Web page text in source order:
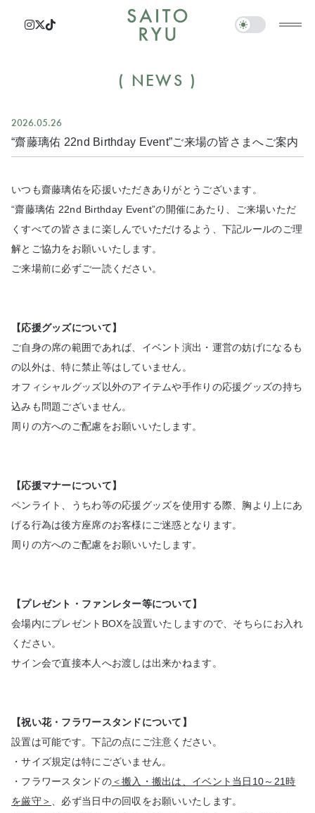
NEWS
2026.05.26
“齋藤璃佑 22nd Birthday Event”ご来場の皆さまへご案内
いつも齋藤璃佑を応援いただきありがとうございます。
“齋藤璃佑 22nd Birthday Event”の開催にあたり、ご来場いただ
くすべての皆さまに楽しんでいただけるよう、下記ルールのご理
解とご協力をお願いいたします。
ご来場前に必ずご一読ください。
【応援グッズについて】
ご自身の席の範囲であれば、イベント演出・運営の妨げになるも
の以外は、特に禁止等はしていません。
オフィシャルグッズ以外のアイテムや手作りの応援グッズの持ち
込みも問題ございません。
周りの方へのご配慮をお願いいたします。
【応援マナーについて】
ペンライト、うちわ等の応援グッズを使用する際、胸より上にあ
げる行為は後方座席のお客様にご迷惑となります。
周りの方へのご配慮をお願いいたします。
【プレゼント・ファンレター等について】
会場内にプレゼントBOXを設置いたしますので、そちらにお入れ
ください。
サイン会で直接本人へお渡しは出来かねます。
【祝い花・フラワースタンドについて】
設置は可能です。下記の点にご注意ください。
・サイズ規定は特にございません。
・フラワースタンドの＜搬入・搬出は、イベント当日10～21時
を厳守＞
、必ず当日中の回収をお願いいたします。